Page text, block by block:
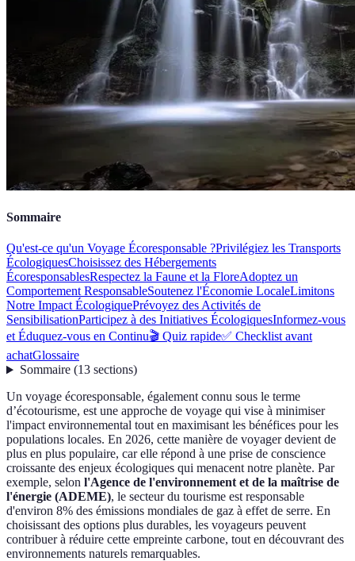
Sommaire
Qu'est-ce qu'un Voyage Écoresponsable ?Privilégiez les Transports
ÉcologiquesChoisissez des Hébergements
ÉcoresponsablesRespectez la Faune et la FloreAdoptez un
Comportement ResponsableSoutenez l'Économie LocaleLimitons
Notre Impact ÉcologiquePrévoyez des Activités de
SensibilisationParticipez à des Initiatives ÉcologiquesInformez-vous
et Éduquez-vous en Continu🎬 Quiz rapide✅ Checklist avant
achatGlossaire
Sommaire(13 sections)
Un voyage écoresponsable, également connu sous le terme
d’écotourisme, est une approche de voyage qui vise à minimiser
l'impact environnemental tout en maximisant les bénéfices pour les
populations locales. En 2026, cette manière de voyager devient de
plus en plus populaire, car elle répond à une prise de conscience
croissante des enjeux écologiques qui menacent notre planète. Par
exemple, selon l'Agence de l'environnement et de la maîtrise de
l'énergie (ADEME), le secteur du tourisme est responsable
d'environ 8% des émissions mondiales de gaz à effet de serre. En
choisissant des options plus durables, les voyageurs peuvent
contribuer à réduire cette empreinte carbone, tout en découvrant des
environnements naturels remarquables.